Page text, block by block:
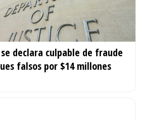
declara culpable de fraude
falsos por $14 millones